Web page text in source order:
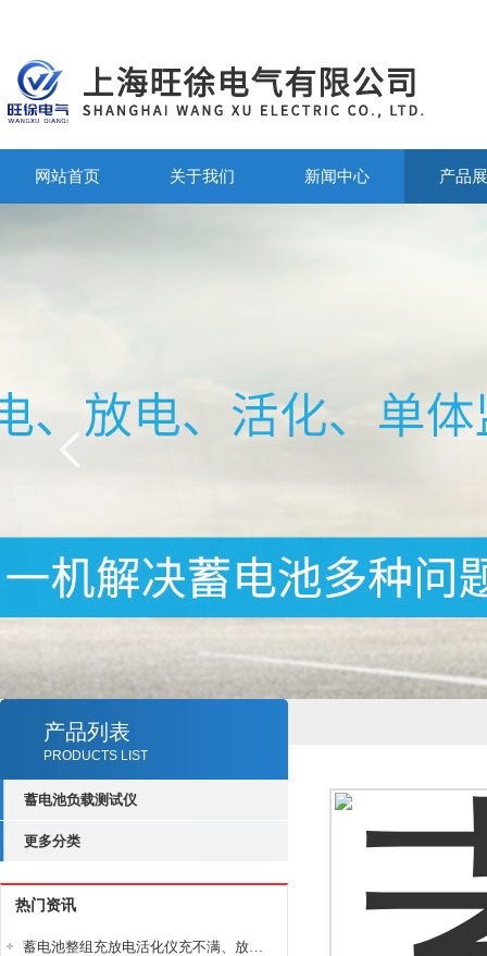
网站首页 关于我们 新闻中心 产品
产品列表
PRODUCTS LIST
蓄电池负载测试仪
更多分类
热门资讯
蓄电池整组充放电活化仪充不满、放不完怎么办？